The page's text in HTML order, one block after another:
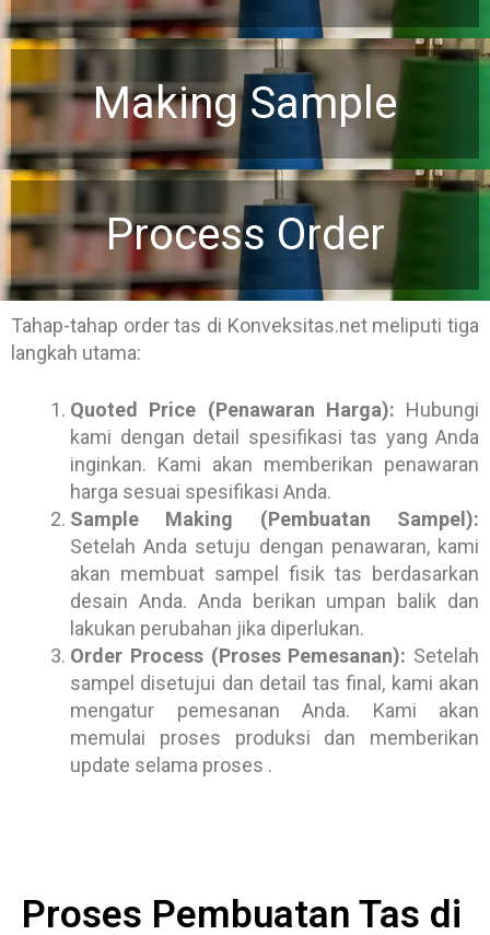
Making Sample
Process Order
Tahap-tahap order tas di Konveksitas.net meliputi tiga
langkah utama:
Quoted Price (Penawaran Harga): Hubungi
kami dengan detail spesifikasi tas yang Anda
inginkan. Kami akan memberikan penawaran
harga sesuai spesifikasi Anda.
Sample Making (Pembuatan Sampel):
Setelah Anda setuju dengan penawaran, kami
akan membuat sampel fisik tas berdasarkan
desain Anda. Anda berikan umpan balik dan
lakukan perubahan jika diperlukan.
Order Process (Proses Pemesanan): Setelah
sampel disetujui dan detail tas final, kami akan
mengatur pemesanan Anda. Kami akan
memulai proses produksi dan memberikan
update selama proses .
Proses Pembuatan Tas di